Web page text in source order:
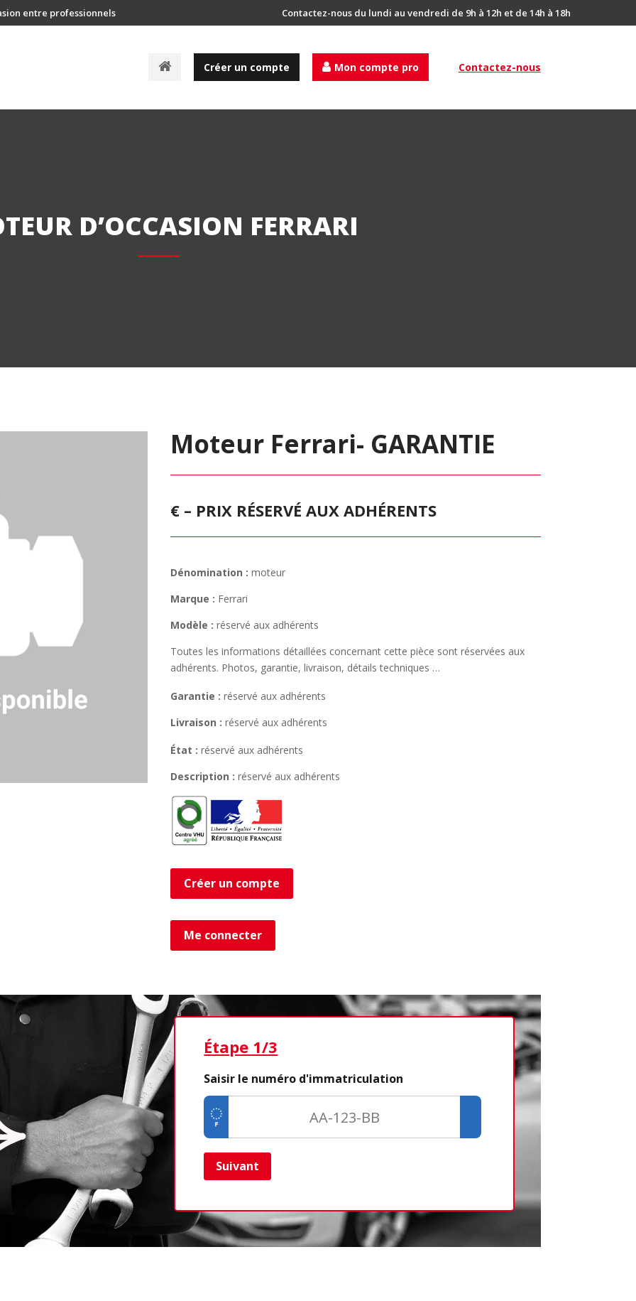
entre professionnels Contactez-nous du lundi au vendredi de 9h à 12h et de 14h à 18h
A
Créer un compte Mon compte pro Contactez-nous
D’OCCASION FERRARI
Moteur Ferrari- GARANTIE
€ – PRIX RÉSERVÉ AUX ADHÉRENTS
Dénomination : moteur
Marque : Ferrari
Modèle : réservé aux adhérents
Toutes les informations détaillées concernant cette pièce sont réservées aux
adhérents. Photos, garantie, livraison, détails techniques …
Garantie : réservé aux adhérents
Livraison : réservé aux adhérents
État : réservé aux adhérents
Description : réservé aux adhérents
Créer un compte
Me connecter
Étape 1/3
Saisir le numéro d'immatriculation
Suivant